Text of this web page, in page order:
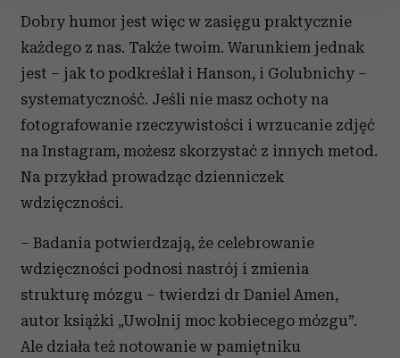
i reklam, aby oferować funkcje społecznościowe i
analizować ruch w naszej witrynie. Informacje o tym, jak
korzystasz z naszej witryny, udostępniamy partnerom
społecznościowym, reklamowym i analitycznym.
Partnerzy mogą połączyć te informacje z innymi danymi
otrzymanymi od Ciebie lub uzyskanymi podczas
korzystania z ich usług.
Dobry humor jest więc w zasięgu praktycznie
każdego z nas. Także twoim. Warunkiem jednak
jest – jak to podkreślał i Hanson, i Golubnichy –
systematyczność. Jeśli nie masz ochoty na
fotografowanie rzeczywistości i wrzucanie zdjęć
na Instagram, możesz skorzystać z innych metod.
Na przykład prowadząc dzienniczek
wdzięczności.
– Badania potwierdzają, że celebrowanie
wdzięczności podnosi nastrój i zmienia
strukturę mózgu – twierdzi dr Daniel Amen,
autor książki „Uwolnij moc kobiecego mózgu”.
Ale działa też notowanie w pamiętniku